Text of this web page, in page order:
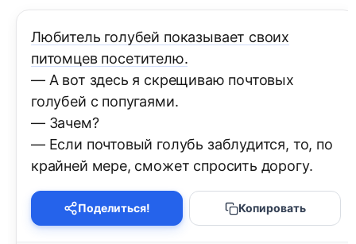
Любитель голубей показывает своих
питомцев посетителю.
— А вот здесь я скрещиваю почтовых
голубей с попугаями.
— Зачем?
— Если почтовый голубь заблудится, то, по
крайней мере, сможет спросить дорогу.
Поделиться! Копировать